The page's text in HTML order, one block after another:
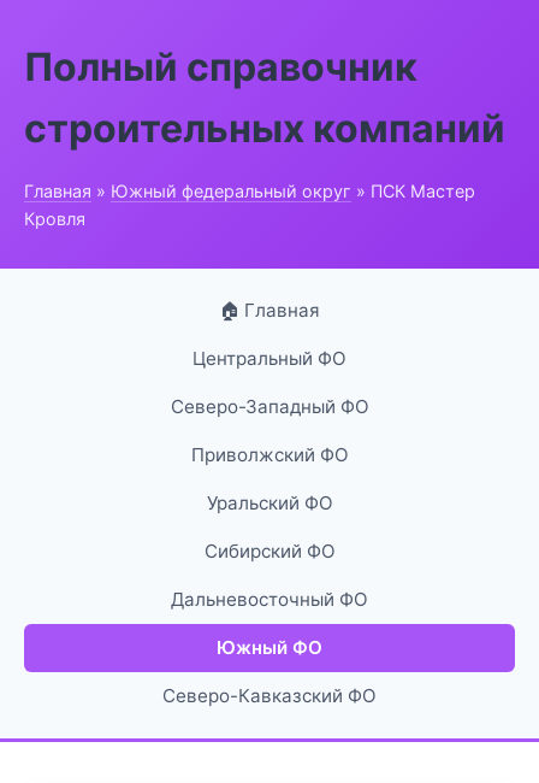
Полный справочник
строительных компаний
Главная » Южный федеральный округ » ПСК Мастер
Кровля
🏠 Главная
Центральный ФО
Северо-Западный ФО
Приволжский ФО
Уральский ФО
Сибирский ФО
Дальневосточный ФО
Южный ФО
Северо-Кавказский ФО